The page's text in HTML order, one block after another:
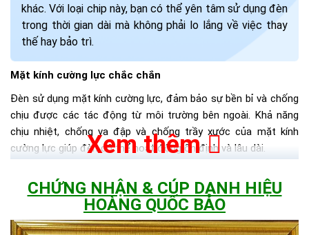
khác. Với loại chip này, bạn có thể yên tâm sử dụng đèn
trong thời gian dài mà không phải lo lắng về việc thay
thế hay bảo trì.
Mặt kính cường lực chắc chắn
Đèn sử dụng mặt kính cường lực, đảm bảo sự bền bỉ và chống
chịu được các tác động từ môi trường bên ngoài. Khả năng
chịu nhiệt, chống va đập và chống trầy xước của mặt kính
cường lực giúp đèn có thể hoạt động ổn định và lâu dài.
Đèn sử dụng chất liệu nhôm đúc nguyên khối, giúp sản phẩm
có độ bền cao và chống lại các tác động từ môi trường bên
ngoài như nhiệt độ, áp suất hay độ ẩm.
Xem thêm
CHỨNG NHẬN & CÚP DANH HIỆU
HOÀNG QUỐC BẢO